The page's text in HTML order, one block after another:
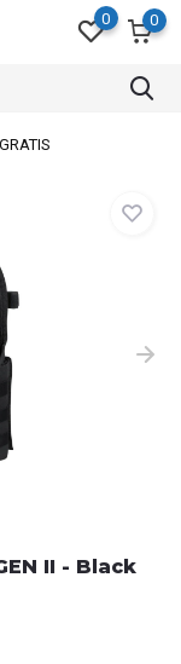
0 0
II - Black